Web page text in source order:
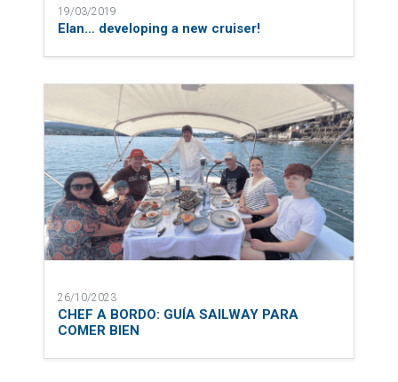
19/03/2019
Elan… developing a new cruiser!
26/10/2023
CHEF A BORDO: GUÍA SAILWAY PARA
COMER BIEN